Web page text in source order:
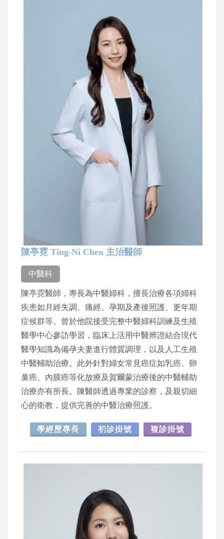
陳亭霓 Ting-Ni Chen 主治醫師
中醫科
陳亭霓醫師，專長為中醫婦科，擅長治療各項婦科
疾患如月經失調、痛經、孕期及產後照護、更年期
症候群等。曾於他院接受完整中醫婦科訓練及生殖
醫學中心參訪學習，臨床上活用中醫辨證結合現代
醫學知識為備孕夫妻進行體質調理，以及人工生殖
中醫輔助治療。此外針對婦女常見癌症如乳癌、卵
巢癌、內膜癌等化放療及賀爾蒙治療後的中醫輔助
治療亦有所長。陳醫師透過專業的診察，及親切細
心的衛教，提供完善的中醫治療照護。
學經歷專長 初診掛號 複診掛號